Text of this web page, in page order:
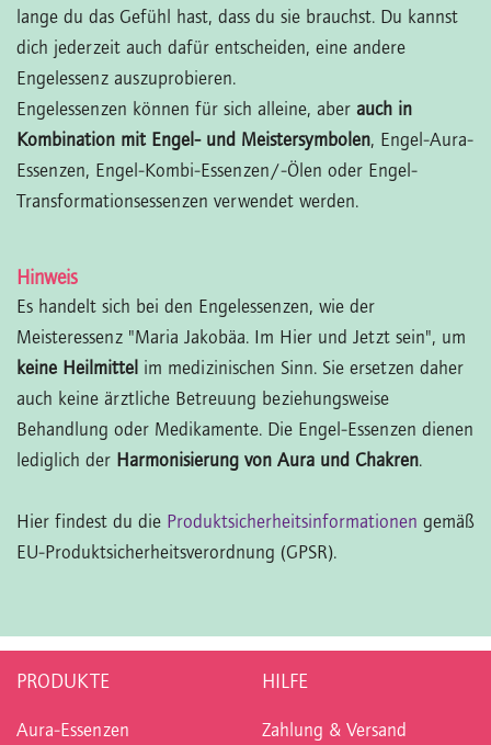
lange du das Gefühl hast, dass du sie brauchst. Du kannst
dich jederzeit auch dafür entscheiden, eine andere
Engelessenz auszuprobieren.
Engelessenzen können für sich alleine, aber auch in
Kombination mit Engel- und Meistersymbolen, Engel-Aura-
Essenzen, Engel-Kombi-Essenzen/-Ölen oder Engel-
Transformationsessenzen verwendet werden.
Hinweis
Es handelt sich bei den Engelessenzen, wie der
Meisteressenz "Maria Jakobäa. Im Hier und Jetzt sein", um
keine Heilmittel im medizinischen Sinn. Sie ersetzen daher
auch keine ärztliche Betreuung beziehungsweise
Behandlung oder Medikamente. Die Engel-Essenzen dienen
lediglich der Harmonisierung von Aura und Chakren.
Hier findest du die Produktsicherheitsinformationen gemäß
EU-Produktsicherheitsverordnung (GPSR).
PRODUKTE
Aura-Essenzen
HILFE
Zahlung & Versand